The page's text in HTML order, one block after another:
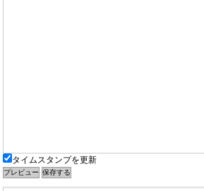
タイムスタンプを更新